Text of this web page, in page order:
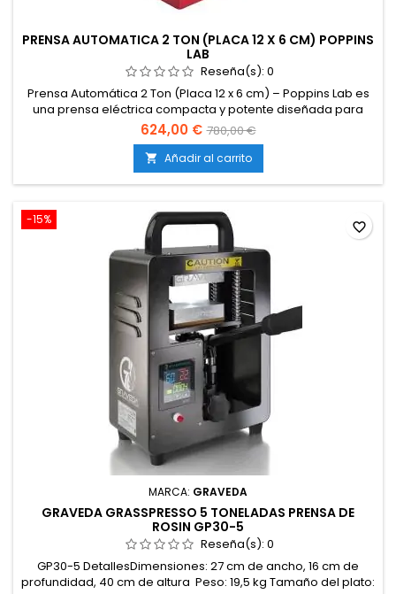
PRENSA AUTOMATICA 2 TON (PLACA 12 X 6 CM) POPPINS
LAB
Reseña(s): 0
Prensa Automática 2 Ton (Placa 12 x 6 cm) – Poppins Lab es
una prensa eléctrica compacta y potente diseñada para
la extracción de resina (rosin) sin necesidad de solventes,
ideal tanto para uso personal como semi-profesional.
Gracias a su sistema completamente automático, permite
realizar extracciones limpias, eficientes y repetibles con
mínima...
624,00 € 780,00 €
 Añadir al carrito
-15%
MARCA: GRAVEDA
GRAVEDA GRASSPRESSO 5 TONELADAS PRENSA DE
ROSIN GP30-5
Reseña(s): 0
GP30-5 DetallesDimensiones: 27 cm de ancho, 16 cm de
profundidad, 40 cm de altura Peso: 19,5 kg Tamaño del plato:
favorite_border